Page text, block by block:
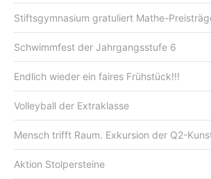
Stiftsgymnasium gratuliert Mathe-
Schwimmfest der Jahrgangsstufe 6
Endlich wieder ein faires Frühstück!!!
Volleyball der Extraklasse
Mensch trifft Raum. Exkursion der Q2-
Aktion Stolpersteine